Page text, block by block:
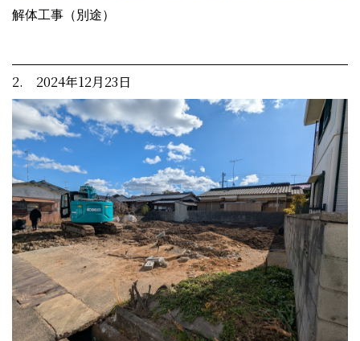
解体工事（別途）
2. 2024年12月23日